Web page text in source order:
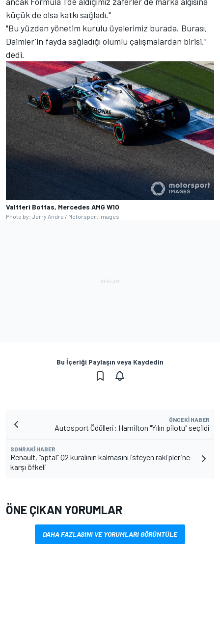
küçük de olsa katkı sağladı."
"Bu yüzden yönetim kurulu üyelerimiz burada. Burası,
Daimler'in fayda sağladığı olumlu çalışmalardan birisi."
dedi.
Valtteri Bottas, Mercedes AMG W10
Photo by: Jerry Andre / Motorsport Images
Bu İçeriği Paylaşın veya Kaydedin
ÖNCEKI HABER
Autosport Ödülleri: Hamilton "Yılın pilotu" seçildi
SONRAKI HABER
Renault, “aptal” Q2 kuralının kalmasını isteyen rakiplerine
karşı öfkeli
ÖNE ÇIKAN YORUMLAR
DAHA FAZLASINI VE YORUMLARI GÖRÜNTÜLE